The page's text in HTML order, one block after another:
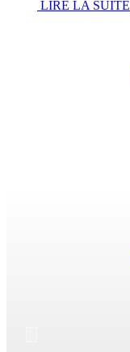
LIRE LA SUITE